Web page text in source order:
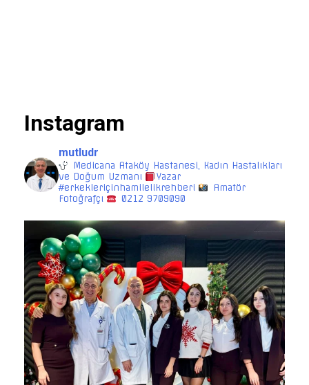
Instagram
mutludr
Medicana Ataköy Hastanesi, Kadın Hastalıkları
ve Doğum Uzmanı
Yazar
#erkekleriçinhamilelikrehberi
Amatör
Fotoğrafçı
0212 9709090